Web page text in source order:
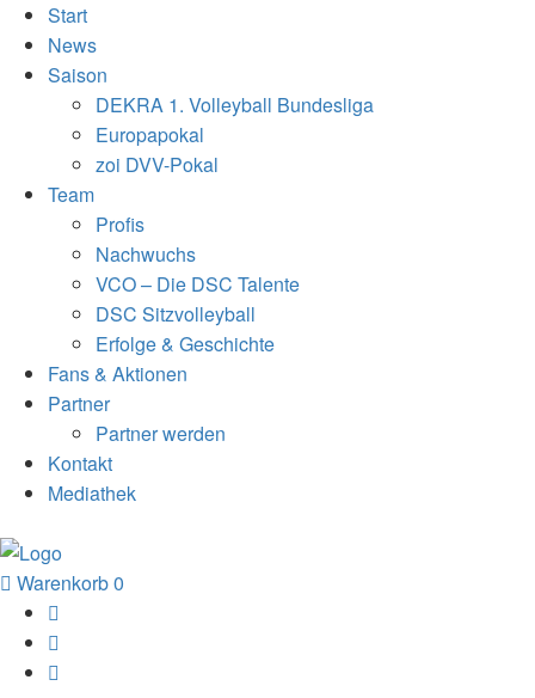
Start
News
Saison
DEKRA 1. Volleyball Bundesliga
Europapokal
zoi DVV-Pokal
Team
Profis
Nachwuchs
VCO – Die DSC Talente
DSC Sitzvolleyball
Erfolge & Geschichte
Fans & Aktionen
Partner
Partner werden
Kontakt
Mediathek
Warenkorb0